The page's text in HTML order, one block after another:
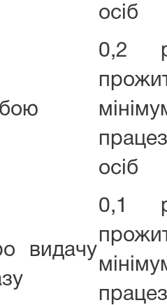
осіб
0,2
осіб
видачу
0,1